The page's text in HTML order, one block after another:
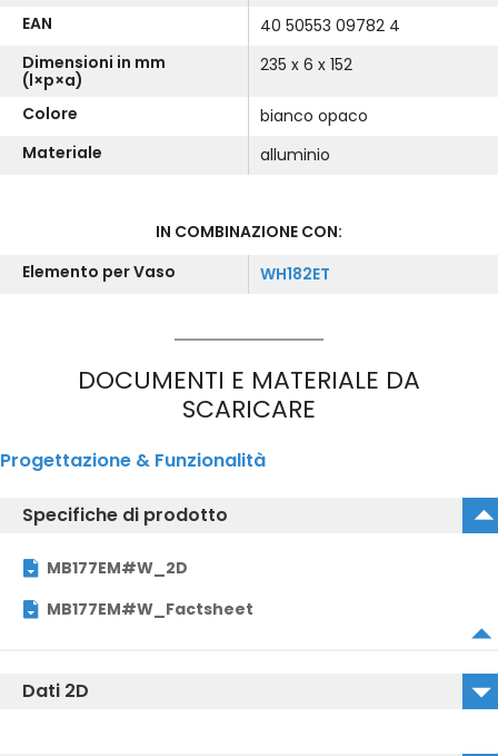
EAN
40 50553 09782 4
Dimensioni in mm
(l×p×a)
235 x 6 x 152
Colore
bianco opaco
Materiale
alluminio
IN COMBINAZIONE CON:
Elemento per Vaso
WH182ET
DOCUMENTI E MATERIALE DA
SCARICARE
Progettazione & Funzionalità
Specifiche di prodotto
MB177EM#W_2D
MB177EM#W_Factsheet
Dati 2D